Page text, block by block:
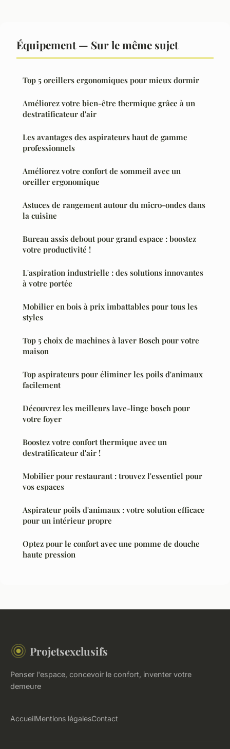
Équipement — Sur le même sujet
Top 5 oreillers ergonomiques pour mieux dormir
Améliorez votre bien-être thermique grâce à un
destratificateur d'air
Les avantages des aspirateurs haut de gamme
professionnels
Améliorez votre confort de sommeil avec un
oreiller ergonomique
Astuces de rangement autour du micro-ondes dans
la cuisine
Bureau assis debout pour grand espace : boostez
votre productivité !
L'aspiration industrielle : des solutions innovantes
à votre portée
Mobilier en bois à prix imbattables pour tous les
styles
Top 5 choix de machines à laver Bosch pour votre
maison
Top aspirateurs pour éliminer les poils d'animaux
facilement
Découvrez les meilleurs lave-linge bosch pour
votre foyer
Boostez votre confort thermique avec un
destratificateur d'air !
Mobilier pour restaurant : trouvez l'essentiel pour
vos espaces
Aspirateur poils d'animaux : votre solution efficace
pour un intérieur propre
Optez pour le confort avec une pomme de douche
haute pression
Projetsexclusifs
Penser l'espace, concevoir le confort, inventer votre
demeure
AccueilMentions légalesContact